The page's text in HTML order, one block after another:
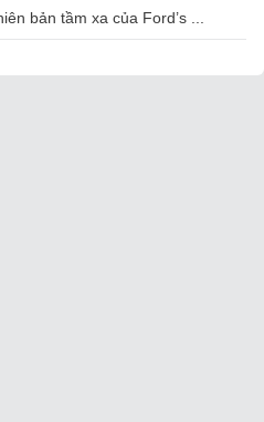
bản tầm xa của Ford’s ...